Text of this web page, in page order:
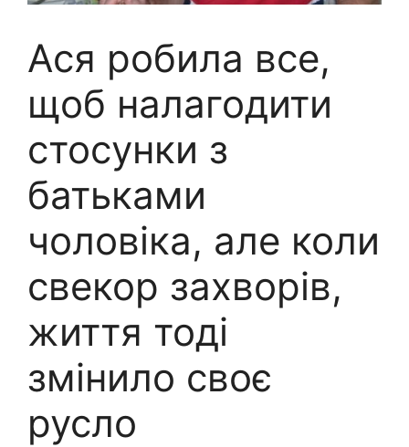
Ася робила все,
щоб налагодити
стосунки з
батьками
чоловіка, але коли
свекор захворів,
життя тоді
змінило своє
русло